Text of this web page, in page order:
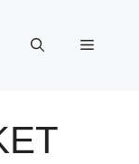
Menü